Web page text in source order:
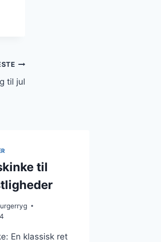
til jul
til
En klassisk ret